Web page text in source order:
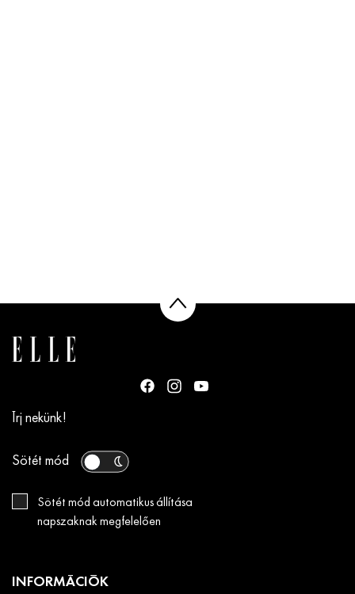
Írj nekünk!
Sötét mód
Sötét mód automatikus állítása
napszaknak megfelelően
INFORMÁCIÓK